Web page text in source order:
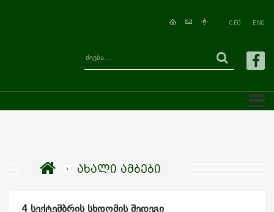
GEO ENG
ახალი ამბები
4 სექტემბრის სხდომის შედეგი